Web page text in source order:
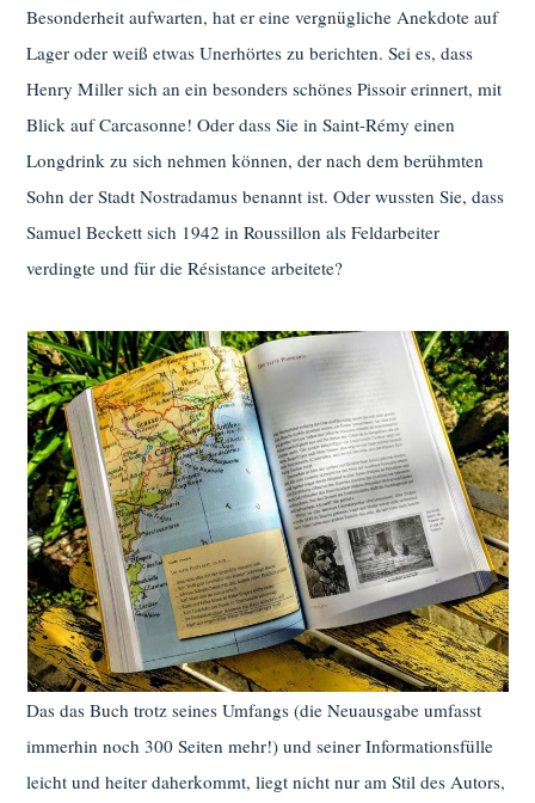
Besonderheit aufwarten, hat er eine vergnügliche Anekdote auf
Lager oder weiß etwas Unerhörtes zu berichten. Sei es, dass
Henry Miller sich an ein besonders schönes Pissoir erinnert, mit
Blick auf Carcasonne! Oder dass Sie in Saint-Rémy einen
Longdrink zu sich nehmen können, der nach dem berühmten
Sohn der Stadt Nostradamus benannt ist. Oder wussten Sie, dass
Samuel Beckett sich 1942 in Roussillon als Feldarbeiter
verdingte und für die Résistance arbeitete?
Das das Buch trotz seines Umfangs (die Neuausgabe umfasst
immerhin noch 300 Seiten mehr!) und seiner Informationsfülle
leicht und heiter daherkommt, liegt nicht nur am Stil des Autors,